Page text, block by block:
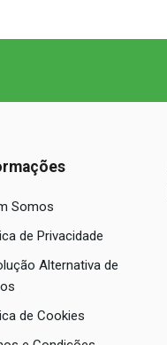
Somos
de Privacidade
Alternativa de
de Cookies